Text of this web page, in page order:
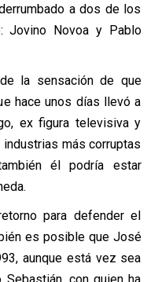
a dos de los
Jovino Novoa y Pablo
la sensación de que
hace unos días llevó a
ex figura televisiva y
más corruptas
él podría estar
para defender el
es posible que José
aunque está vez sea
con quien ha